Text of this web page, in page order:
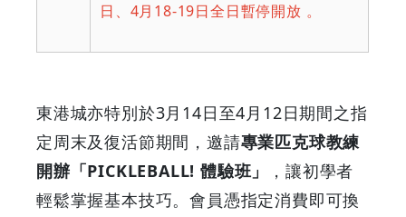
日、4月18-19日全日暫停開放 。
東港城亦特別於3月14日至4月12日期間之指
定周末及復活節期間，邀請專業匹克球教練
開辦「PICKLEBALL! 體驗班」
，讓初學者
輕鬆掌握基本技巧。會員憑指定消費即可換